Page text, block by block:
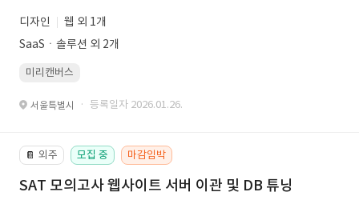
디자인
웹 외 1개
SaaSㆍ솔루션 외 2개
미리캔버스
서울특별시 · 등록일자 2026.01.26.
📔 외주 모집 중 마감임박
SAT 모의고사 웹사이트 서버 이관 및 DB 튜닝